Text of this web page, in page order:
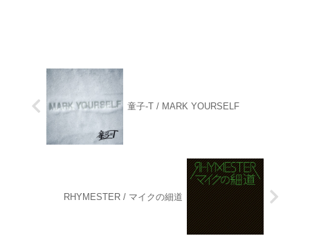
童子-T / MARK YOURSELF
RHYMESTER / マイクの細道